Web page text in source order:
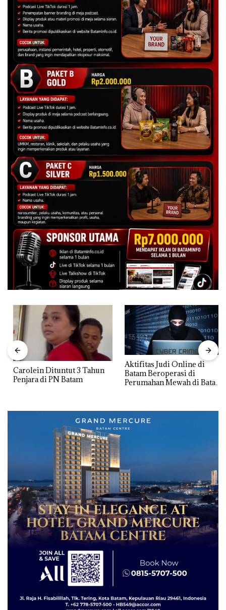
Carolein Dituntut 3 Tahun
Penjara di PN Batam
Aktifitas Judi Online di
Batam Beroperasi di
Perumahan Mewah di Batam